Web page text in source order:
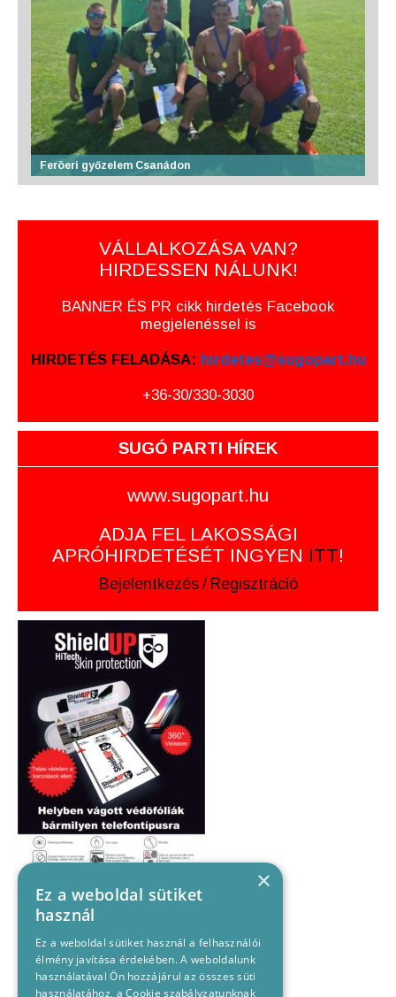
Feröeri győzelem Csanádon
VÁLLALKOZÁSA VAN?
HIRDESSEN NÁLUNK!
BANNER ÉS PR cikk hirdetés Facebook
megjelenéssel is
HIRDETÉS FELADÁSA: hirdetes@sugopart.hu
+36-30/330-3030
SUGÓ PARTI HÍREK
www.sugopart.hu
ADJA FEL LAKOSSÁGI
APRÓHIRDETÉSÉT INGYEN ITT!
Bejelentkezés / Regisztráció
×
Ez a weboldal sütiket
használ
Ez a weboldal sütiket használ a felhasználói
élmény javítása érdekében. A weboldalunk
használatával Ön hozzájárul az összes süti
használatához, a Cookie szabályzatunknak